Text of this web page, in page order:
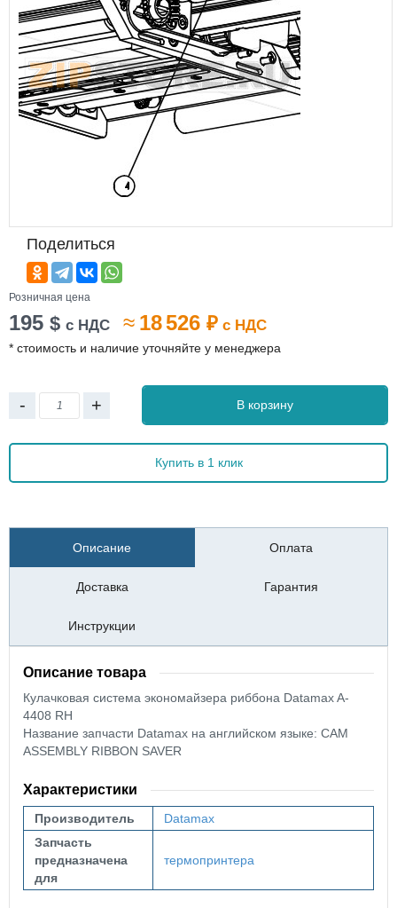
Поделиться
Розничная цена
195 $ с НДС ≈ 18 526 ₽ с НДС
* стоимость и наличие уточняйте у менеджера
- + В корзину
Купить в 1 клик
Описание Оплата
Доставка Гарантия
Инструкции
Описание товара
Кулачковая система экономайзера риббона Datamax A-
4408 RH
Название запчасти Datamax на английском языке: CAM
ASSEMBLY RIBBON SAVER
Характеристики
Производитель
Datamax
Запчасть
предназначена
для
термопринтера